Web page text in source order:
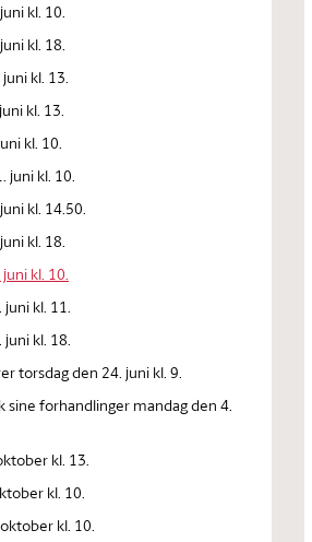
kl. 10.
kl. 18.
kl. 13.
kl. 13.
kl. 10.
juni kl. 10.
kl. 14.50.
kl. 18.
kl. 10.
kl. 11.
kl. 18.
torsdag den 24. juni kl. 9.
forhandlinger mandag den 4.
kl. 13.
kl. 10.
kl. 10.